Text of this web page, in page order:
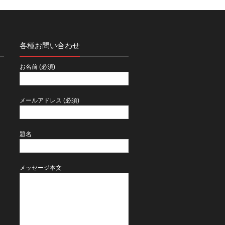
各種お問い合わせ
お名前 (必須)
メールアドレス (必須)
題名
メッセージ本文